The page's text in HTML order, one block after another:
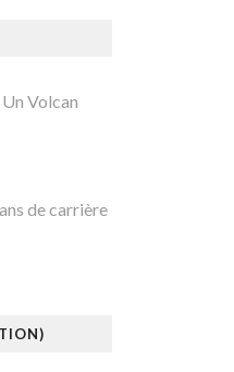
Volcan
de carrière